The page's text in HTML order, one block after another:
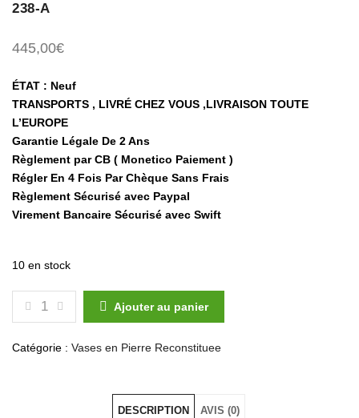
238-A
445,00€
ÉTAT : Neuf
TRANSPORTS , LIVRÉ CHEZ VOUS ,LIVRAISON TOUTE
L’EUROPE
Garantie Légale De 2 Ans
Règlement par CB ( Monetico Paiement )
Régler En 4 Fois Par Chèque Sans Frais
Règlement Sécurisé avec Paypal
Virement Bancaire Sécurisé avec Swift
10 en stock
QUANTITÉ DE VASES ROND EN PIERRE
Ajouter au panier
Catégorie : Vases en Pierre Reconstituee
DESCRIPTION AVIS (0)